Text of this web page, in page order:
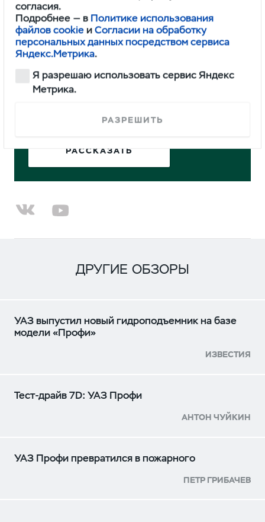
Понравился обзор? Вы можете стать
героем нашего нового материала.
РАССКАЗАТЬ
ДРУГИЕ ОБЗОРЫ
УАЗ выпустил новый гидроподъемник на базе
модели «Профи»
ИЗВЕСТИЯ
Тест-драйв 7D: УАЗ Профи
АНТОН ЧУЙКИН
УАЗ Профи превратился в пожарного
ПЕТР ГРИБАЧЕВ
согласия.
Подробнее — в Политике использования
файлов cookie иСогласии на обработку
персональных данных посредством сервиса
Яндекс.Метрика.
Я разрешаю использовать сервис Яндекс
Метрика.
РАЗРЕШИТЬ